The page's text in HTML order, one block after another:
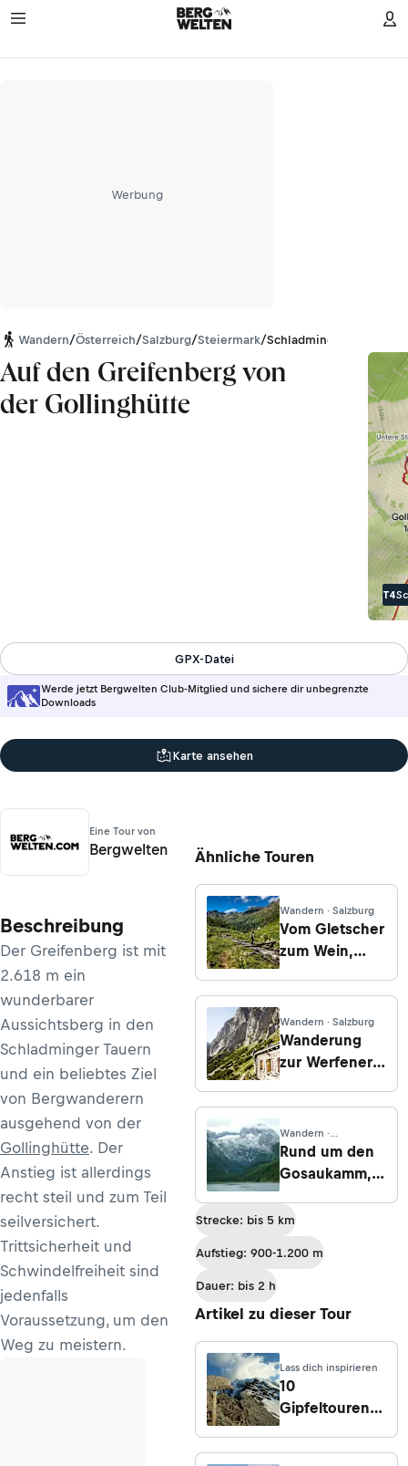
Werbung
Wandern/Österreich/Salzburg/Steiermark/Schladminger Tauern
Auf den Greifenberg von
der Gollinghütte
T4
Werde jetzt Bergwelten Club-Mitglied und sichere dir unbegrenzte
Downloads
GPX-Datei
Karte ansehen
Eine Tour von
Bergwelten
Beschreibung
Der Greifenberg ist mit
2.618 m ein
wunderbarer
Aussichtsberg in den
Schladminger Tauern
und ein beliebtes Ziel
von Bergwanderern
ausgehend von der
Gollinghütte. Der
Anstieg ist allerdings
recht steil und zum Teil
seilversichert.
Trittsicherheit und
Schwindelfreiheit sind
jedenfalls
Voraussetzung, um den
Weg zu meistern.
Ähnliche Touren
Wandern · Salzburg
Vom Gletscher
zum Wein,
Etappe 6: Von
der
Gollinghütte
zur
Wandern · Salzburg
Wanderung
zur Werfener
Wengerau
Wandern ·
Oberösterreich
Rund um den
Gosaukamm,
3A: Von der
Adamekhütte
zum Vorderen
Strecke: bis 5 km
Aufstieg: 900-1.200 m
Dauer: bis 2 h
Artikel zu dieser Tour
Lass dich inspirieren
10
Gipfeltouren
aus